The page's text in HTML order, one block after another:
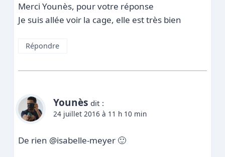
Merci Younès, pour votre réponse
Je suis allée voir la cage, elle est très bien
Répondre
Younès dit :
24 juillet 2016 à 11 h 10 min
De rien @isabelle-meyer 🙂